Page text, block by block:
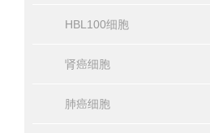
HBL100细胞
肾癌细胞
肺癌细胞